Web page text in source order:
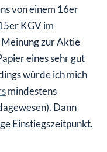
von einem 16er
KGV im
zur Aktie
eines sehr gut
würde ich mich
mindestens
Dann
Einstiegszeitpunkt.